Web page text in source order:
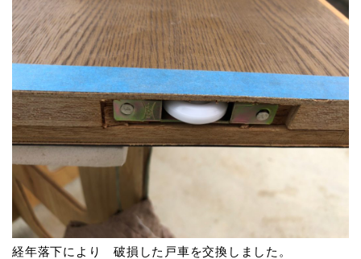
経年落下により 破損した戸車を交換しました。